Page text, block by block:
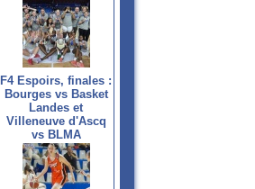
F4 Espoirs, finales :
Bourges vs Basket
Landes et
Villeneuve d'Ascq
vs BLMA